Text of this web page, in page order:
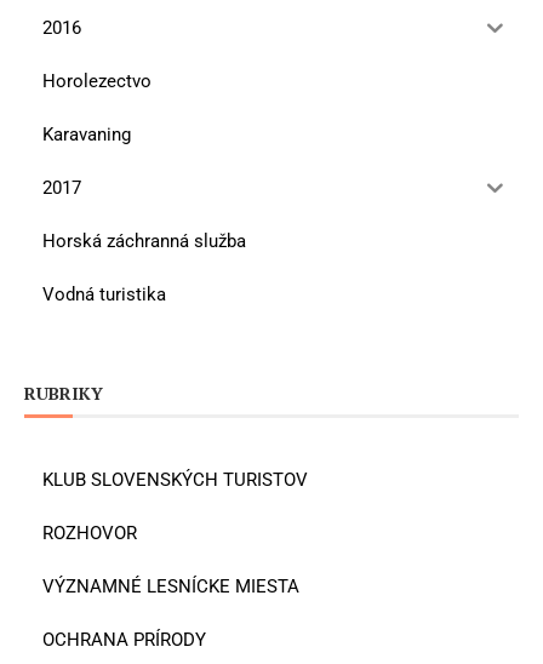
2016
Horolezectvo
Karavaning
2017
Horská záchranná služba
Vodná turistika
RUBRIKY
KLUB SLOVENSKÝCH TURISTOV
ROZHOVOR
VÝZNAMNÉ LESNÍCKE MIESTA
OCHRANA PRÍRODY